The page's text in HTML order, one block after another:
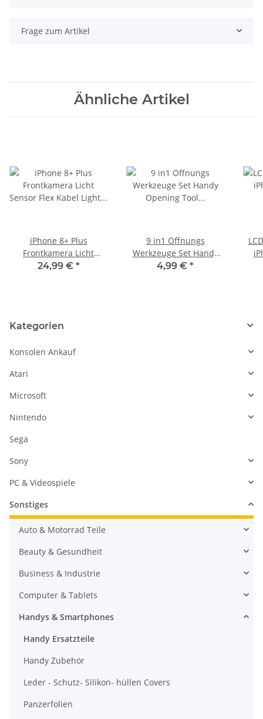
Frage zum Artikel
Ähnliche Artikel
iPhone 8+ Plus
Frontkamera Licht
Sensor Flex Kabel Light
24,99 € *
9 in1 Öffnungs
Werkzeuge Set Handy
Opening Tool für Apple
4,99 € *
Kategorien
Konsolen Ankauf
Atari
Microsoft
Nintendo
Sega
Sony
PC & Videospiele
Sonstiges
Auto & Motorrad Teile
Beauty & Gesundheit
Business & Industrie
Computer & Tablets
Handys & Smartphones
Handy Ersatzteile
Handy Zubehör
Leder - Schutz- Silikon- hüllen Covers
Panzerfolien